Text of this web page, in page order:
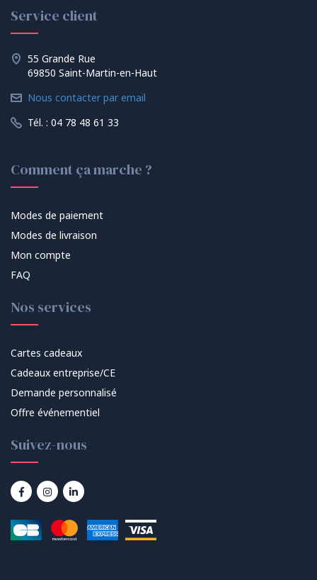
Service client
55 Grande Rue
69850 Saint-Martin-en-Haut
Nous contacter par email
Tél. : 04 78 48 61 33
Comment ça marche ?
Modes de paiement
Modes de livraison
Mon compte
FAQ
Nos services
Cartes cadeaux
Cadeaux entreprise/CE
Demande personnalisé
Offre événementiel
Suivez-nous